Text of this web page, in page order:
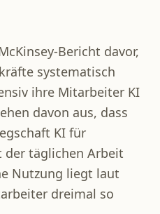
Bericht davor,
systematisch
ihre Mitarbeiter KI
davon aus, dass
KI für
der täglichen Arbeit
Nutzung liegt laut
dreimal so